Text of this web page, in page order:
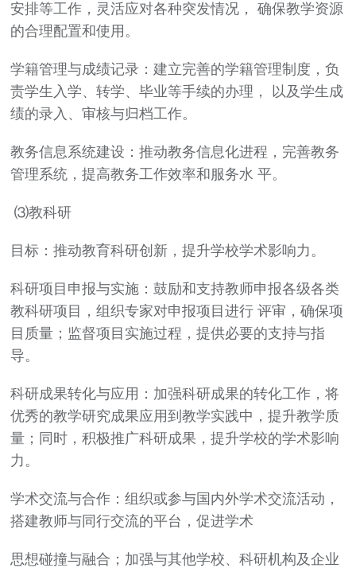
安排等工作，灵活应对各种突发情况， 确保教学资源
的合理配置和使用。
学籍管理与成绩记录：建立完善的学籍管理制度，负
责学生入学、转学、毕业等手续的办理， 以及学生成
绩的录入、审核与归档工作。
教务信息系统建设：推动教务信息化进程，完善教务
管理系统，提高教务工作效率和服务水 平。
⑶教科研
目标：推动教育科研创新，提升学校学术影响力。
科研项目申报与实施：鼓励和支持教师申报各级各类
教科研项目，组织专家对申报项目进行 评审，确保项
目质量；监督项目实施过程，提供必要的支持与指
导。
科研成果转化与应用：加强科研成果的转化工作，将
优秀的教学研究成果应用到教学实践中，提升教学质
量；同时，积极推广科研成果，提升学校的学术影响
力。
学术交流与合作：组织或参与国内外学术交流活动，
搭建教师与同行交流的平台，促进学术
思想碰撞与融合；加强与其他学校、科研机构及企业